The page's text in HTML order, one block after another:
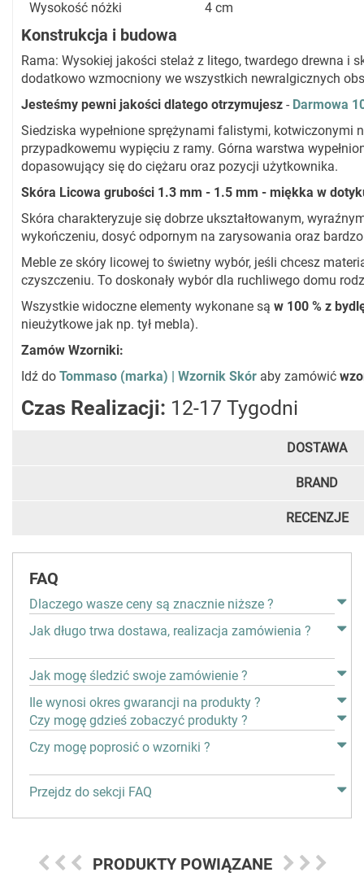
Wysokość nóżki 4 cm
Konstrukcja i budowa
Rama: Wysokiej jakości stelaż z litego, twardego drewna i
dodatkowo wzmocniony we wszystkich newralgicznych
Jesteśmy pewni jakości dlatego otrzymujesz - Darmowa
Siedziska wypełnione sprężynami falistymi, kotwiczonymi
przypadkowemu wypięciu z ramy. Górna warstwa
dopasowujący się do ciężaru oraz pozycji użytkownika.
Skóra Licowa grubości 1.3 mm - 1.5 mm - miękka w
Skóra charakteryzuje się dobrze ukształtowanym,
wykończeniu, dosyć odpornym na zarysowania oraz
Meble ze skóry licowej to świetny wybór, jeśli chcesz
czyszczeniu. To doskonały wybór dla ruchliwego domu
Wszystkie widoczne elementy wykonane są w 100 % z
nieużytkowe jak np. tył mebla).
Zamów Wzorniki:
Idź do Tommaso (marka) | Wzornik Skór aby zamówić
Czas Realizacji: 12-17 Tygodni
DOSTAWA
BRAND
RECENZJE
FAQ
Dlaczego wasze ceny są znacznie niższe ?
Jak długo trwa dostawa, realizacja zamówienia ?
Jak mogę śledzić swoje zamówienie ?
Ile wynosi okres gwarancji na produkty ?
Czy mogę gdzieś zobaczyć produkty ?
Czy mogę poprosić o wzorniki ?
Przejdz do sekcji FAQ
PRODUKTY POWIĄZANE